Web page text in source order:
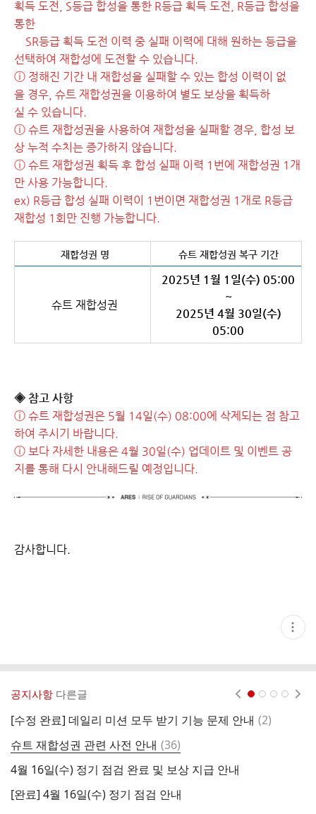
획득 도전, S등급 합성을 통한 R등급 획득 도전, R등급 합성을
통한
SR등급 획득 도전 이력 중 실패 이력에 대해 원하는 등급을
선택하여 재합성에 도전할 수 있습니다.
ⓘ 정해진 기간 내 재합성을 실패할 수 있는 합성 이력이 없
을 경우, 슈트 재합성권을 이용하여 별도 보상을 획득하
실 수 있습니다.
ⓘ 슈트 재합성권을 사용하여 재합성을 실패할 경우, 합성 보
상 누적 수치는 증가하지 않습니다.
ⓘ 슈트 재합성권 획득 후 합성 실패 이력 1번에 재합성권 1개
만 사용 가능합니다.
ex) R등급 합성 실패 이력이 1번이면 재합성권 1개로 R등급
재합성 1회만 진행 가능합니다.
재합성권 명 슈트 재합성권 복구 기간
슈트 재합성권
2025년 1월 1일(수) 05:00
~
2025년 4월 30일(수)
05:00
◈ 참고 사항
ⓘ 슈트 재합성권은 5월 14일(수) 08:00에 삭제되는 점 참고
하여 주시기 바랍니다.
ⓘ 보다 자세한 내용은 4월 30일(수) 업데이트 및 이벤트 공
지를 통해 다시 안내해드릴 예정입니다.
감사합니다.
현
재
글
가
기
공지사항 다른글
[수정 완료] 데일리 미션 모두 받기 기능 문제 안내 댓
(2)
슈트 재합성권 관련 사전 안내 댓
글
(36)
4월 16일(수) 정기 점검 완료 및 보상 지급 안내
[완료] 4월 16일(수) 정기 점검 안내